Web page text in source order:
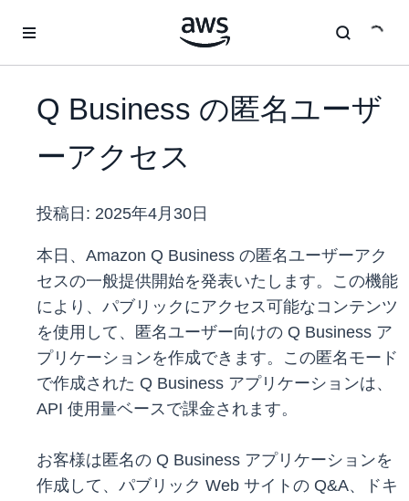
Q Business の匿名ユーザ
ーアクセス
投稿日: 2025年4月30日
本日、Amazon Q Business の匿名ユーザーアク
セスの一般提供開始を発表いたします。この機能
により、パブリックにアクセス可能なコンテンツ
を使用して、匿名ユーザー向けの Q Business ア
プリケーションを作成できます。この匿名モード
で作成された Q Business アプリケーションは、
API 使用量ベースで課金されます。
お客様は匿名の Q Business アプリケーションを
作成して、パブリック Web サイトの Q&A、ドキ